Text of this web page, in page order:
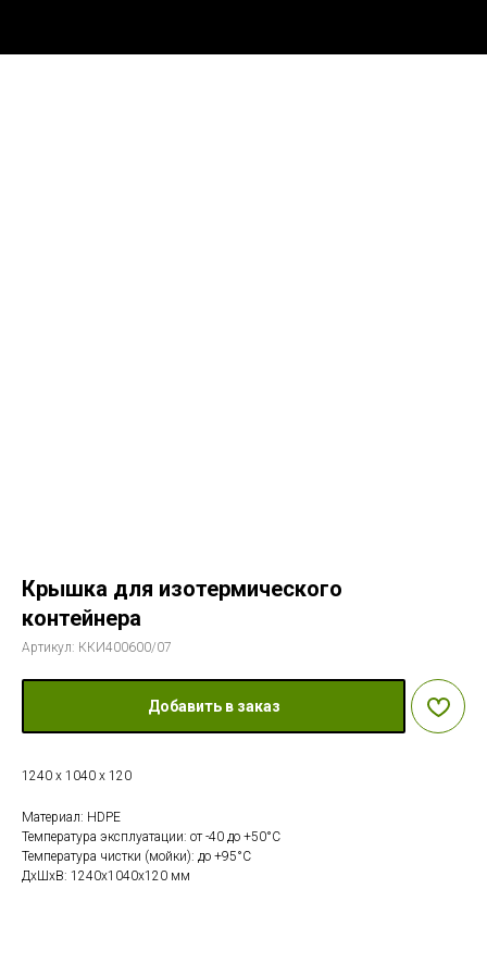
Крышка для изотермического
контейнера
Артикул: ККИ400600/07
Добавить в заказ
1240 x 1040 x 120
Материал: HDPE
Температура эксплуатации: от -40 до +50°С
Температура чистки (мойки): до +95°С
ДxШxВ: 1240x1040x120 мм